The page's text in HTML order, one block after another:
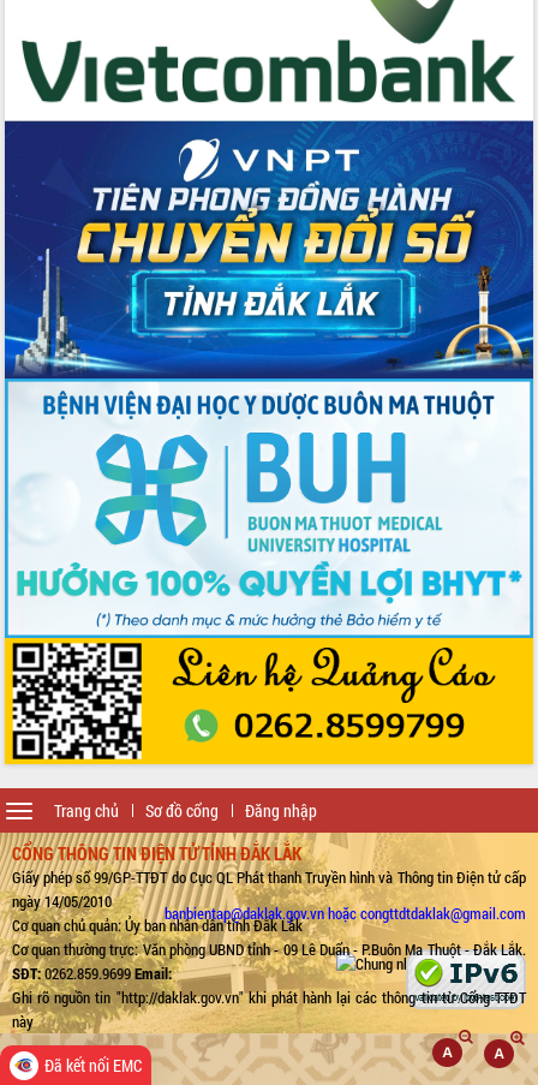
Trang chủ Sơ đồ cổng Đăng nhập
Toggle
navigation
CỔNG THÔNG TIN ĐIỆN TỬ TỈNH ĐẮK LẮK
Giấy phép số 99/GP-TTĐT do Cục QL Phát thanh Truyền hình và Thông tin Điện tử cấp
ngày 14/05/2010
Cơ quan chủ quản: Ủy ban nhân dân tỉnh Đắk Lắk
Cơ quan thường trực: Văn phòng UBND tỉnh - 09 Lê Duẩn - P.Buôn Ma Thuột - Đắk Lắk.
SĐT:0262.859.9699Email:
banbientap@daklak.gov.vn hoặc congttdtdaklak@gmail.com
Ghi rõ nguồn tin "http://daklak.gov.vn" khi phát hành lại các thông tin từ Cổng TTĐT
này
Đã kết nối EMC